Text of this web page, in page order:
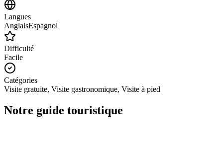
Langues
AnglaisEspagnol
Difficulté
Facile
Catégories
Visite gratuite, Visite gastronomique, Visite à pied
Notre guide touristique